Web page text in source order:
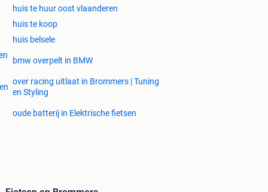
huis te huur oost vlaanderen
huis te koop
huis belsele
bmw overpelt in BMW
over racing uitlaat in Brommers | Tuning
en Styling
oude batterij in Elektrische fietsen